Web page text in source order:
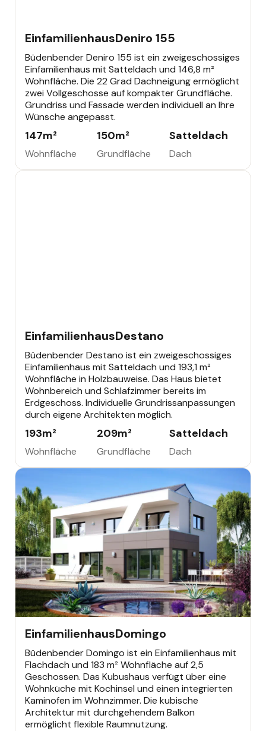
EinfamilienhausDeniro 155
Büdenbender Deniro 155 ist ein zweigeschossiges
Einfamilienhaus mit Satteldach und 146,8 m²
Wohnfläche. Die 22 Grad Dachneigung ermöglicht
zwei Vollgeschosse auf kompakter Grundfläche.
Grundriss und Fassade werden individuell an Ihre
Wünsche angepasst.
147m²
Wohnfläche
150m²
Grundfläche
Satteldach
Dach
EinfamilienhausDestano
Büdenbender Destano ist ein zweigeschossiges
Einfamilienhaus mit Satteldach und 193,1 m²
Wohnfläche in Holzbauweise. Das Haus bietet
Wohnbereich und Schlafzimmer bereits im
Erdgeschoss. Individuelle Grundrissanpassungen
durch eigene Architekten möglich.
193m²
Wohnfläche
209m²
Grundfläche
Satteldach
Dach
EinfamilienhausDomingo
Büdenbender Domingo ist ein Einfamilienhaus mit
Flachdach und 183 m² Wohnfläche auf 2,5
Geschossen. Das Kubushaus verfügt über eine
Wohnküche mit Kochinsel und einen integrierten
Kaminofen im Wohnzimmer. Die kubische
Architektur mit durchgehendem Balkon
ermöglicht flexible Raumnutzung.